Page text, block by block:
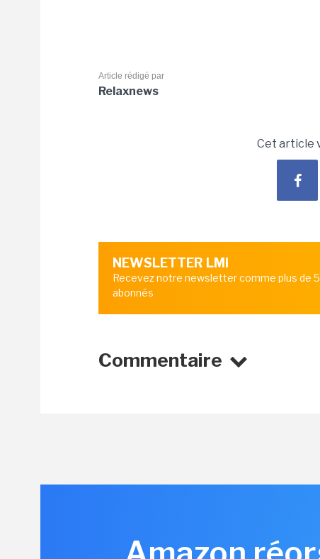
Article rédigé par
Relaxnews
Cet article
NEWSLETTER LMI
Recevez notre newsletter comme plus de
abonnés
Commentaire